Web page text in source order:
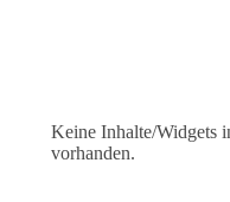
Keine Inhalte/Widgets
vorhanden.